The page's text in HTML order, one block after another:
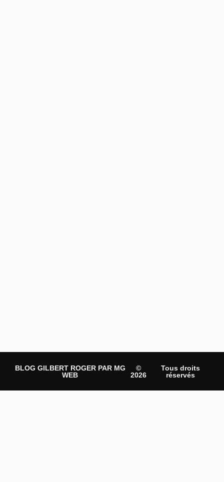
BLOG GILBERT ROGER PAR MG
WEB
©
2026
Tous droits
réservés